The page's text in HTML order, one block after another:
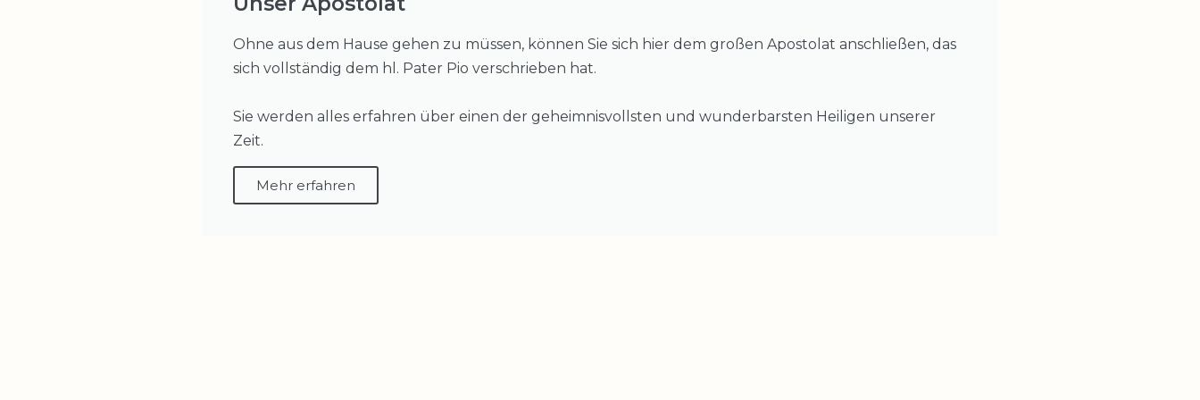
Ohne aus dem Hause gehen zu müssen, können Sie sich hier dem großen Apostolat anschließen, das
sich vollständig dem hl. Pater Pio verschrieben hat.
Sie werden alles erfahren über einen der geheimnisvollsten und wunderbarsten Heiligen unserer
Zeit.
Mehr erfahren